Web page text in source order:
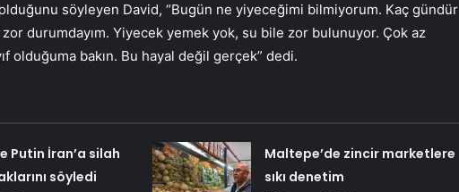
söyleyen David, “Bugün ne yiyeceğimi bilmiyorum. Kaç gündür
durumdayım. Yiyecek yemek yok, su bile zor bulunuyor. Çok az
olduğuma bakın. Bu hayal değil gerçek” dedi.
Putin İran’a silah
söyledi
Maltepe’de zincir marketlere
sıkı denetim